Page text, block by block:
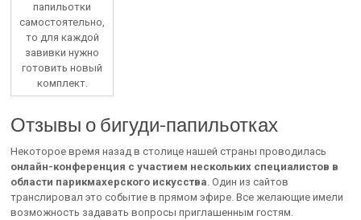
папильотки
самостоятельно,
то для каждой
завивки нужно
готовить новый
комплект.
Отзывы о бигуди-папильотках
Некоторое время назад в столице нашей страны проводилась
онлайн-конференция с участием нескольких специалистов в
области парикмахерского искусства. Один из сайтов
транслировал это событие в прямом эфире. Все желающие имели
возможность задавать вопросы приглашенным гостям.